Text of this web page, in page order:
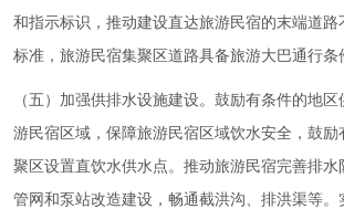
和指示标识，推动建设直达旅游民宿的末端道路
标准，旅游民宿集聚区道路具备旅游大巴通行条
（五）加强供排水设施建设。鼓励有条件的地
游民宿区域，保障旅游民宿区域饮水安全，鼓
聚区设置直饮水供水点。推动旅游民宿完善排
管网和泵站改造建设，畅通截洪沟、排洪渠等。